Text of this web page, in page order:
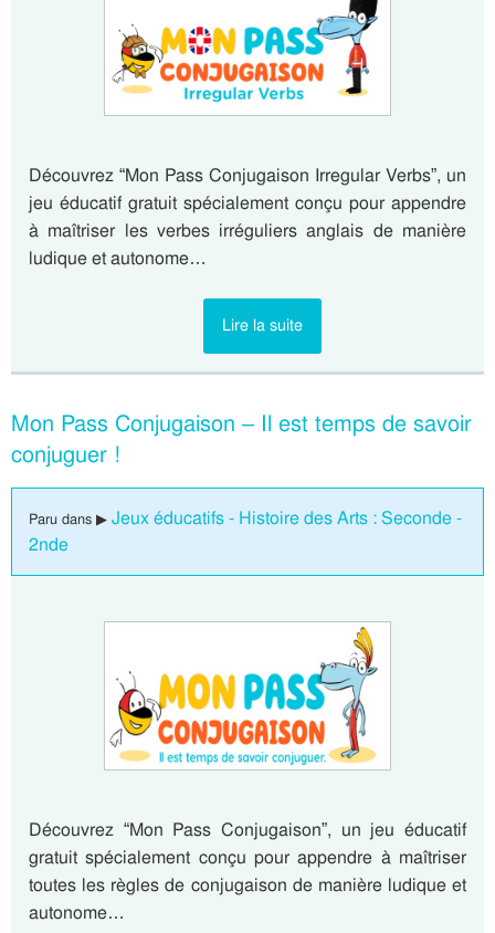
Découvrez “Mon Pass Conjugaison Irregular Verbs”, un
jeu éducatif gratuit spécialement conçu pour appendre
à maîtriser les verbes irréguliers anglais de manière
ludique et autonome…
Lire la suite
Mon Pass Conjugaison – Il est temps de savoir
conjuguer !
Paru dans ▶ Jeux éducatifs - Histoire des Arts : Seconde -
2nde
Découvrez “Mon Pass Conjugaison”, un jeu éducatif
gratuit spécialement conçu pour appendre à maîtriser
toutes les règles de conjugaison de manière ludique et
autonome…